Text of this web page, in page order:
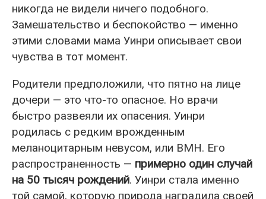
никогда не видели ничего подобного.
Замешательство и беспокойство — именно
этими словами мама Уинри описывает свои
чувства в тот момент.
Родители предположили, что пятно на лице
дочери — это что-то опасное. Но врачи
быстро развеяли их опасения. Уинри
родилась с редким врожденным
меланоцитарным невусом, или ВМН. Его
распространенность — примерно один случай
на 50 тысяч рождений. Уинри стала именно
той самой, которую природа наградила своей